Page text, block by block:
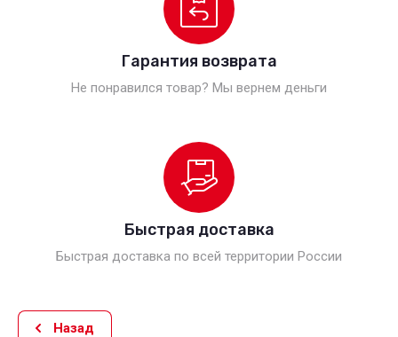
Гарантия возврата
Не понравился товар? Мы вернем деньги
Быстрая доставка
Быстрая доставка по всей территории России
Назад